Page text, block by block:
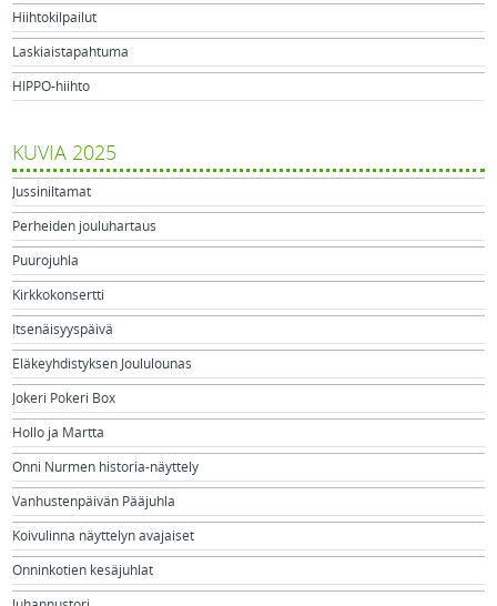
Hiihtokilpailut
Laskiaistapahtuma
HIPPO-hiihto
KUVIA 2025
Jussiniltamat
Perheiden jouluhartaus
Puurojuhla
Kirkkokonsertti
Itsenäisyyspäivä
Eläkeyhdistyksen Joululounas
Jokeri Pokeri Box
Hollo ja Martta
Onni Nurmen historia-näyttely
Vanhustenpäivän Pääjuhla
Koivulinna näyttelyn avajaiset
Onninkotien kesäjuhlat